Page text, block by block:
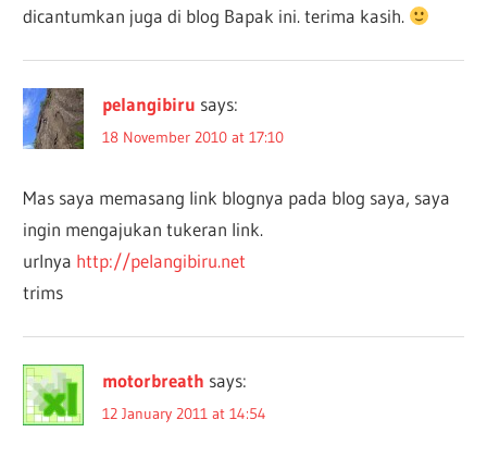
dicantumkan juga di blog Bapak ini. terima kasih.
pelangibiru says:
18 November 2010 at 17:10
Mas saya memasang link blognya pada blog saya, saya
ingin mengajukan tukeran link.
urlnya http://pelangibiru.net
trims
motorbreath says:
12 January 2011 at 14:54